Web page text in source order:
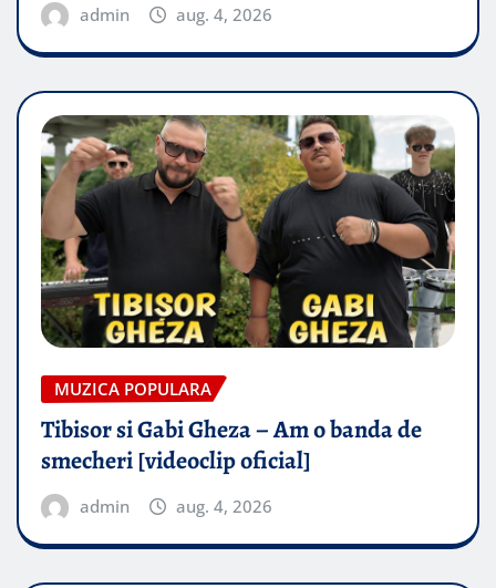
admin aug. 4, 2026
MUZICA POPULARA
Tibisor si Gabi Gheza – Am o banda de
smecheri [videoclip oficial]
admin aug. 4, 2026